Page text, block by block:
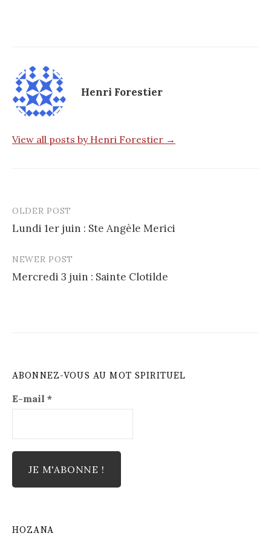
Henri Forestier
View all posts by Henri Forestier →
Post
navigation
OLDER POST
Lundi 1er juin : Ste Angèle Merici
NEWER POST
Mercredi 3 juin : Sainte Clotilde
ABONNEZ-VOUS AU MOT SPIRITUEL
E-mail *
HOZANA